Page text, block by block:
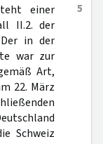
5
einer
II.2. der
in der
war zur
Art,
22. März
Schweiz